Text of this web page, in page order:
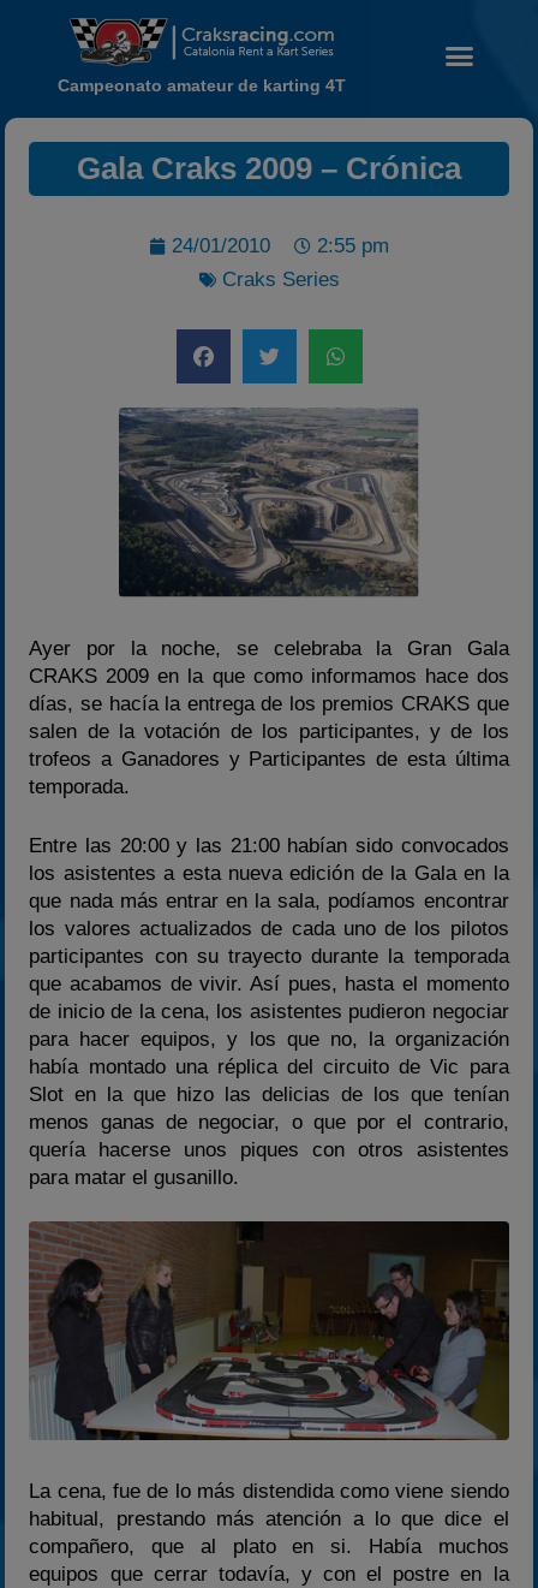
Noticias
Calendario
Temporada 2026
Temporadas anteriores
2022
2023
Estadísticas
Preguntas Frecuentes
Campeonato amateur de karting 4T
Gala Craks 2009 – Crónica
24/01/2010
2:55 pm
Craks Series
Ayer por la noche, se celebraba la Gran Gala
CRAKS 2009 en la que como informamos hace dos
días, se hacía la entrega de los premios CRAKS que
salen de la votación de los participantes, y de los
trofeos a Ganadores y Participantes de esta última
temporada.
Entre las 20:00 y las 21:00 habían sido convocados
los asistentes a esta nueva edición de la Gala en la
que nada más entrar en la sala, podíamos encontrar
los valores actualizados de cada uno de los pilotos
participantes con su trayecto durante la temporada
que acabamos de vivir. Así pues, hasta el momento
de inicio de la cena, los asistentes pudieron negociar
para hacer equipos, y los que no, la organización
había montado una réplica del circuito de Vic para
Slot en la que hizo las delicias de los que tenían
menos ganas de negociar, o que por el contrario,
quería hacerse unos piques con otros asistentes
para matar el gusanillo.
La cena, fue de lo más distendida como viene siendo
habitual, prestando más atención a lo que dice el
compañero, que al plato en si. Había muchos
equipos que cerrar todavía, y con el postre en la